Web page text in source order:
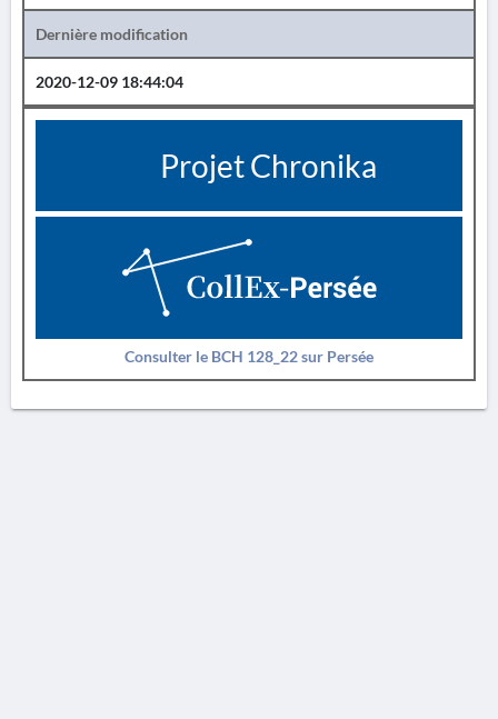
Dernière modification
2020-12-09 18:44:04
Projet Chronika
Consulter le BCH 128_22 sur Persée